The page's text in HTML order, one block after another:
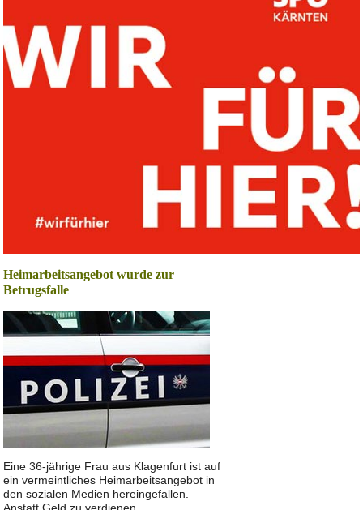
Heimarbeitsangebot wurde zur
Betrugsfalle
Eine 36-jährige Frau aus Klagenfurt ist auf
ein vermeintliches Heimarbeitsangebot in
den sozialen Medien hereingefallen.